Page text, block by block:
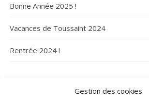
Gestion des cookies
Bonne Année 2025 !
Vacances de Toussaint 2024
Rentrée 2024 !
ARCHIVES